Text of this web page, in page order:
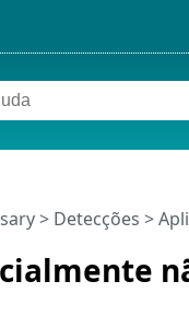
> Detecções >